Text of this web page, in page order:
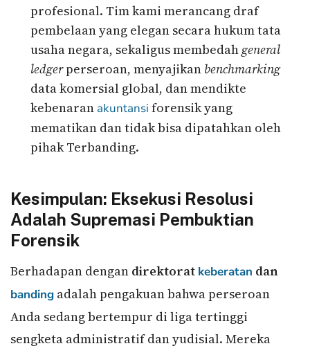
profesional. Tim kami merancang draf
pembelaan yang elegan secara hukum tata
usaha negara, sekaligus membedahgeneral
ledgerperseroan, menyajikan benchmarking
data komersial global, dan mendikte
kebenaran akuntansi forensik yang
mematikan dan tidak bisa dipatahkan oleh
pihak Terbanding.
Kesimpulan: Eksekusi Resolusi
Adalah Supremasi Pembuktian
Forensik
Berhadapan dengan direktorat keberatan dan
banding adalah pengakuan bahwa perseroan
Anda sedang bertempur di liga tertinggi
sengketa administratif dan yudisial. Mereka